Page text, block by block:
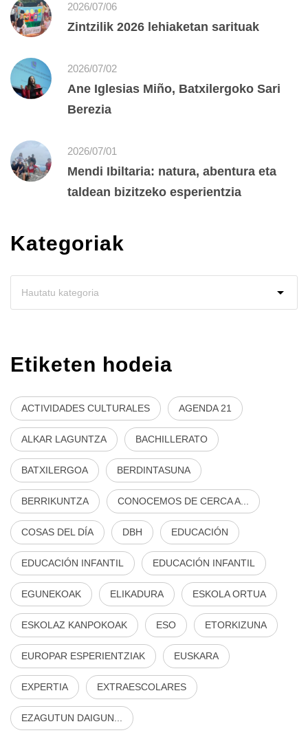
2026/07/06
Zintzilik 2026 lehiaketan sarituak
2026/07/02
Ane Iglesias Miño, Batxilergoko Sari
Berezia
2026/07/01
Mendi Ibiltaria: natura, abentura eta
taldean bizitzeko esperientzia
Kategoriak
Etiketen hodeia
ACTIVIDADES CULTURALES AGENDA 21
ALKAR LAGUNTZA BACHILLERATO
BATXILERGOA BERDINTASUNA
BERRIKUNTZA CONOCEMOS DE CERCA A...
COSAS DEL DÍA DBH EDUCACIÓN
EDUCACIÓN INFANTIL EDUCACIÓN INFANTIL
EGUNEKOAK ELIKADURA ESKOLA ORTUA
ESKOLAZ KANPOKOAK ESO ETORKIZUNA
EUROPAR ESPERIENTZIAK EUSKARA
EXPERTIA EXTRAESCOLARES
EZAGUTUN DAIGUN...